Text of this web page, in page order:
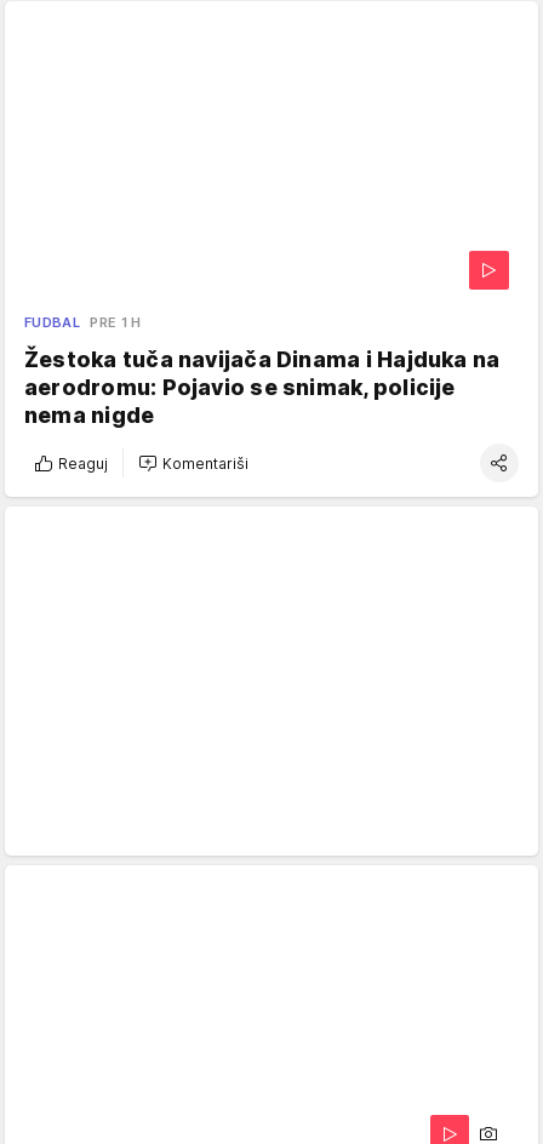
FUDBAL PRE 1 H
Žestoka tuča navijača Dinama i Hajduka na
aerodromu: Pojavio se snimak, policije
nema nigde
Reaguj Komentariši